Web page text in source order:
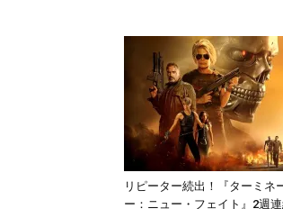
リピーター続出！『ターミネ
ー：ニュー・フェイト』2週